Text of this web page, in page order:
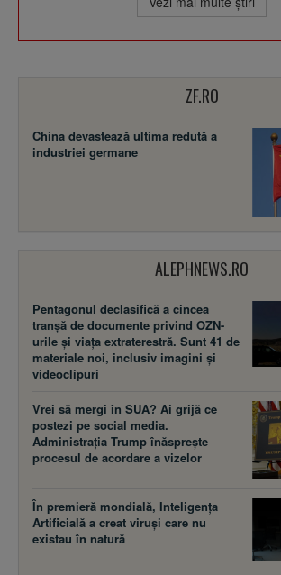
ZF.RO
China devastează ultima redută a
industriei germane
ALEPHNEWS.RO
Pentagonul declasifică a cincea
tranșă de documente privind OZN-
urile și viața extraterestră. Sunt 41 de
materiale noi, inclusiv imagini și
videoclipuri
Vrei să mergi în SUA? Ai grijă ce
postezi pe social media.
Administrația Trump înăsprește
procesul de acordare a vizelor
În premieră mondială, Inteligența
Artificială a creat viruși care nu
existau în natură